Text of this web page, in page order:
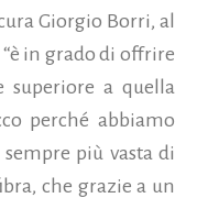
Giorgio Borri, al
in grado di offrire
superiore a quella
perché abbiamo
più vasta di
che grazie a un